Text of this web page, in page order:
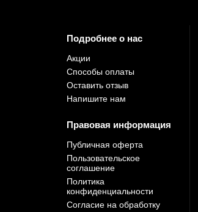
Подробнее о нас
Акции
Способы оплаты
Оставить отзыв
Напишите нам
Правовая информация
Публичная оферта
Пользовательское
соглашение
Политика
конфиденциальности
Согласие на обработку